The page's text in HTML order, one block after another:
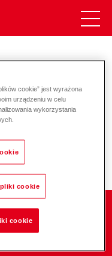
energię i
cookie” jest wyrażona
urządzeniu w celu
wykorzystania
cookie
cookie